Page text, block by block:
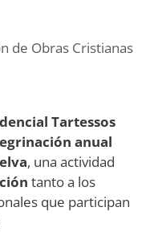
de Obras Cristianas
Tartessos
anual
, una actividad
tanto a los
que participan